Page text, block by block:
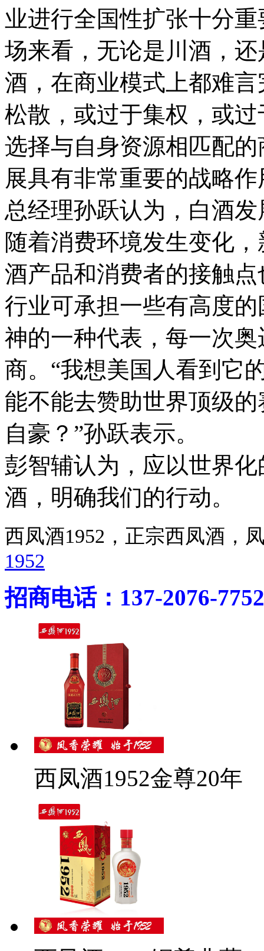
业进行全国性扩张十分
场来看，无论是川酒，
酒，在商业模式上都难
松散，或过于集权，或
选择与自身资源相匹配
展具有非常重要的战略作
总经理孙跃认为，白酒
随着消费环境发生变化
酒产品和消费者的接触
行业可承担一些有高度
神的一种代表，每一次
商。“我想美国人看到它
能不能去赞助世界顶级
自豪？”孙跃表示。
彭智辅认为，应以世界
酒，明确我们的行动。
西凤酒1952，正宗西凤酒
1952
招商电话：137-2076-7752
西凤酒1952金尊20年